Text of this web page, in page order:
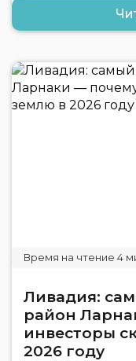
Ливадия:
район
инвесторы
2026 году